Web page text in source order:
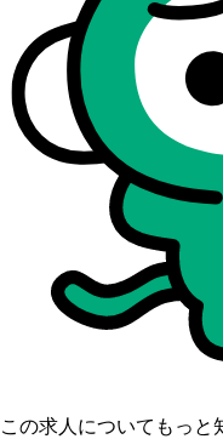
この求人についてもっと